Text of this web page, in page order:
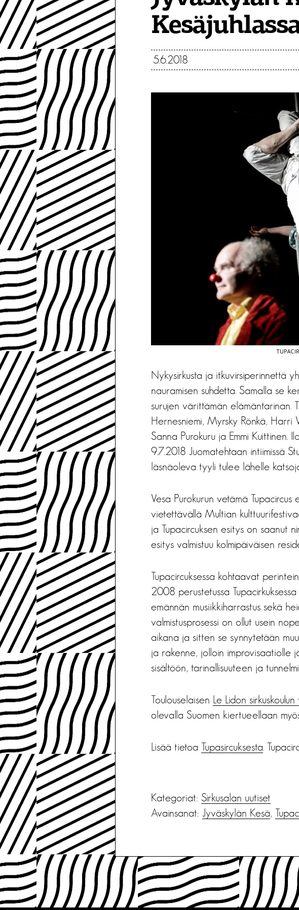
5.6.2018
Nykysirkusta ja itkuvirsiperinnettä
nauramisen suhdetta. Samalla se
surujen värittämän elämäntarinan.
Hernesniemi, Myrsky Rönkä, Harri
Sanna Purokuru ja Emmi Kuittinen.
9.7.2018 Juomatehtaan intiimissä
läsnäoleva tyyli tulee lähelle
Vesa Purokurun vetämä Tupacircus
vietettävällä Multian
ja Tupacircuksen esitys on saanut
esitys valmistuu kolmipäiväisen
Tupacircuksessa kohtaavat
2008 perustetussa
emännän musiikkiharrastus sekä
valmistusprosessi on ollut usein
aikana ja sitten se synnytetään
ja rakenne, jolloin improvisaatiolle
sisältöön, tarinallisuuteen ja
Toulouselaisen Le Lidon
olevalla Suomen kiertueellaan
Lisää tietoa Tupasircuksesta .
Kategoriat: Sirkusalan uutiset
Avainsanat: Jyväskylän Kesä,